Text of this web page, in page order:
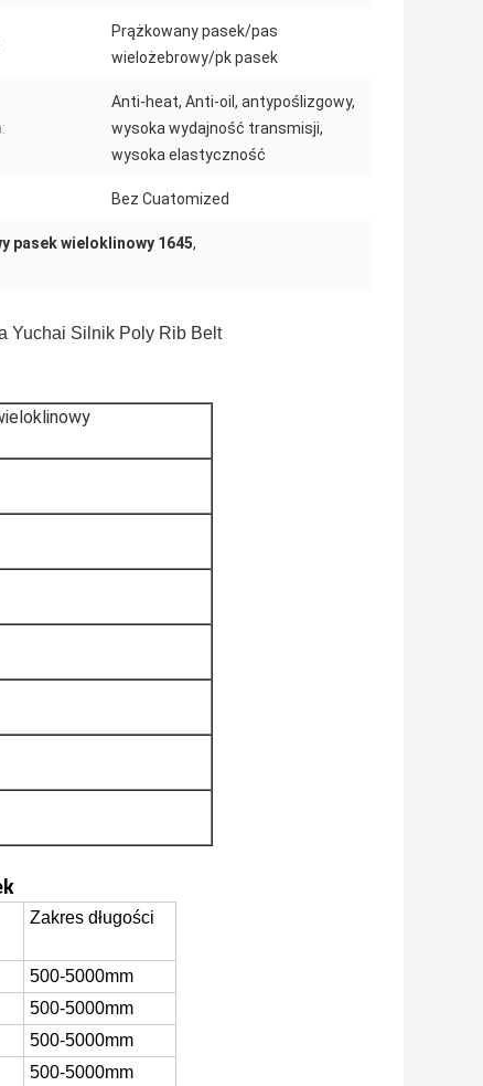
Prążkowany pasek/pas
wielożebrowy/pk pasek
Anti-heat, Anti-oil, antypoślizgowy,
wysoka wydajność transmisji,
wysoka elastyczność
Bez Cuatomized
pasek wieloklinowy 1645,
Yuchai Silnik Poly Rib Belt
Zakres długości
500-5000mm
500-5000mm
500-5000mm
500-5000mm